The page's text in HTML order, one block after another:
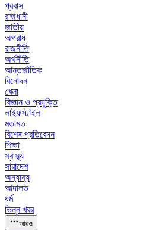
প্রবাস
রাজধানী
জাতীয়
অপরাধ
রাজনীতি
অর্থনীতি
আন্তর্জাতিক
বিনোদন
খেলা
বিজ্ঞান ও প্রযুক্তি
লাইফস্টাইল
মতামত
বিশেষ প্রতিবেদন
শিক্ষা
স্বাস্থ্য
সারাদেশ
অন্যান্য
আদালত
ধর্ম
ভিন্ন খবর
আরও